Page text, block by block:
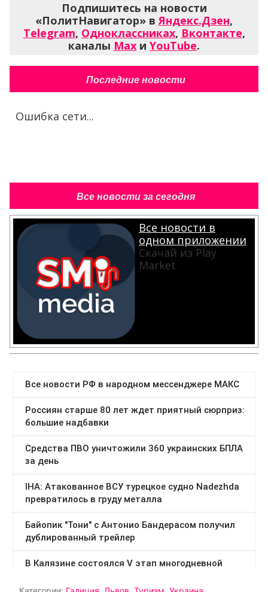
Подпишитесь на новости
«ПолитНавигатор» вЯндекс.Дзен,
Telegram, Одноклассниках, Вконтакте,
каналы Max и YouTube.
Последние новости
Ошибка сети...
Все новости за сегодня
Все новости в
одном приложении
Скачай из Play
Market